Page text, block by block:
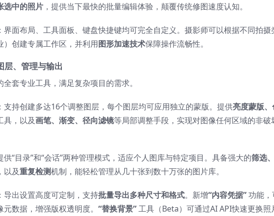
选中的照片 ，提供当下最快的批量编辑体验，颠覆传统修图速度认知。
：界面布局、工具面板、键盘快捷键均可完全自定义。摄影师可以根据不同拍摄
创建专属工作区，并利用图形加速技术保障操作流畅性。
层、管理与输出
套专业工具，满足复杂项目的需求。
支持创建多达16个调整图层，每个图层均可应用独立的蒙版。提供亮度蒙版、
具，以及画笔、渐变、径向滤镜等局部调整手段，实现对图像任何区域的非破
供“目录”和“会话”两种管理模式，适应个人图库与特定项目。具备强大的筛选
以及重复检测机制，能轻松管理从几十张到数十万张的图片库。
导出设置高度可定制，支持批量导出多种尺寸和格式。新增“内容凭据”功能，
数据，增强版权透明度。 “替换背景”工具（Beta）可通过AI API快速更换照